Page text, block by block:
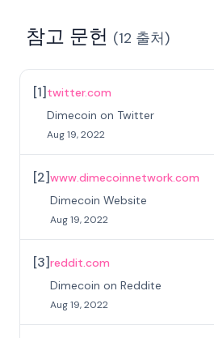
참고 문헌 (12 출처)
[1] twitter.com
Dimecoin on Twitter
Aug 19, 2022
[2]www.dimecoinnetwork.com
Dimecoin Website
Aug 19, 2022
[3]reddit.com
Dimecoin on Reddite
Aug 19, 2022